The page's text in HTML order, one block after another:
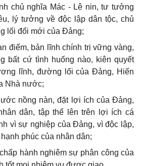
chủ nghĩa Mác - Lê nin, tư tưởng
lý tưởng về độc lập dân tộc, chủ
lối đổi mới của Đảng;
điểm, bản lĩnh chính trị vững vàng,
bất cứ tình huống nào, kiên quyết
lĩnh, đường lối của Đảng, Hiến
Nhà nước;
nồng nàn, đặt lợi ích của Đảng,
dân, tập thể lên trên lợi ích cá
vì sự nghiệp của Đảng, vì độc lập,
phúc của nhân dân;
hành nghiêm sự phân công của